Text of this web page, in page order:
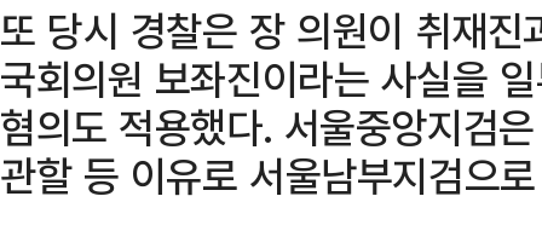
또 당시 경찰은 장 의원이 취재
국회의원 보좌진이라는 사실을
혐의도 적용했다. 서울중앙지검
관할 등 이유로 서울남부지검으